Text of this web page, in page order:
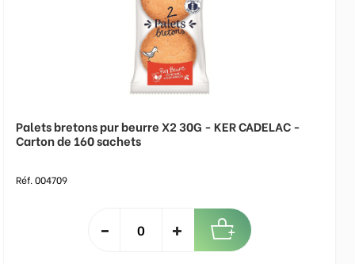
Palets bretons pur beurre X2 30G - KER CADELAC -
Carton de 160 sachets
Réf. 004709